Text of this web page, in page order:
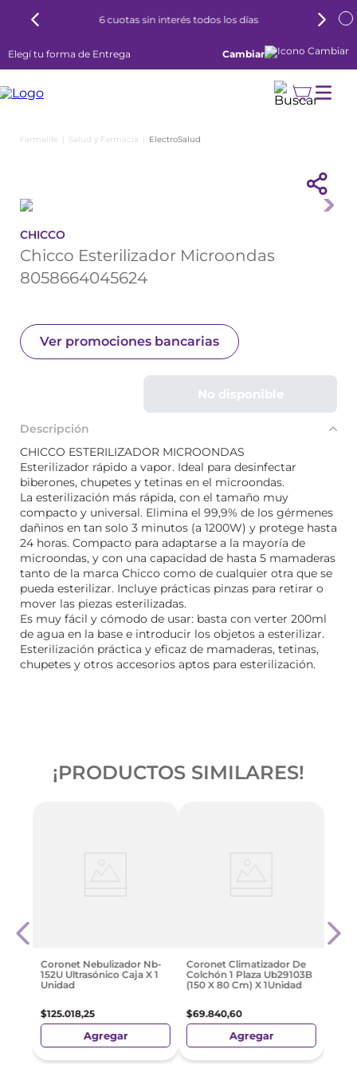
6 cuotas sin interés todos los días
Elegí tu forma de Entrega Cambiar
Salud y Farmacia ElectroSalud
CHICCO
Chicco Esterilizador Microondas
8058664045624
Ver promociones bancarias
No disponible
Descripción
CHICCO ESTERILIZADOR MICROONDAS
Esterilizador rápido a vapor. Ideal para desinfectar
biberones, chupetes y tetinas en el microondas.
La esterilización más rápida, con el tamaño muy
compacto y universal. Elimina el 99,9% de los gérmenes
dañinos en tan solo 3 minutos (a 1200W) y protege hasta
24 horas. Compacto para adaptarse a la mayoría de
microondas, y con una capacidad de hasta 5 mamaderas
tanto de la marca Chicco como de cualquier otra que se
pueda esterilizar. Incluye prácticas pinzas para retirar o
mover las piezas esterilizadas.
Es muy fácil y cómodo de usar: basta con verter 200ml
de agua en la base e introducir los objetos a esterilizar.
Esterilización práctica y eficaz de mamaderas, tetinas,
chupetes y otros accesorios aptos para esterilización.
¡PRODUCTOS SIMILARES!
Coronet Nebulizador Nb-
152U Ultrasónico Caja X 1
Unidad
$125.018,25
Agregar
Coronet Climatizador De
Colchón 1 Plaza Ub29103B
(150 X 80 Cm) X 1Unidad
$69.840,60
Agregar